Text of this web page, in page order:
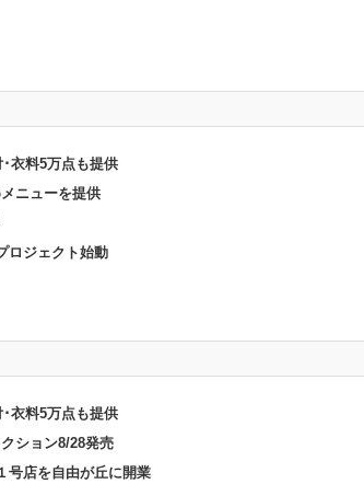
衣料5万点も提供
ニューを提供
ロジェクト始動
衣料5万点も提供
ション8/28発売
号店を自由が丘に開業